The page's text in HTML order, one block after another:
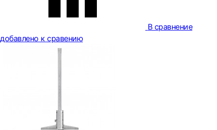
В сравнение
добавлено к сравению